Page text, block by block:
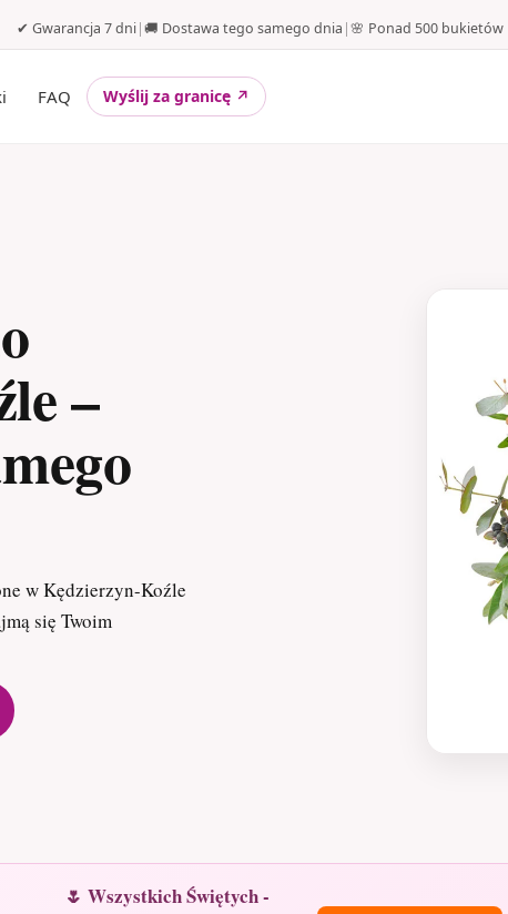
✔ Gwarancja 7 dni|🚚 Dostawa tego samego dnia |🌸 Ponad 500 bukietów
FAQ Wyślij za granicę ↗
–
w Kędzierzyn-Koźle
się Twoim
🌷 Wszystkich Świętych -